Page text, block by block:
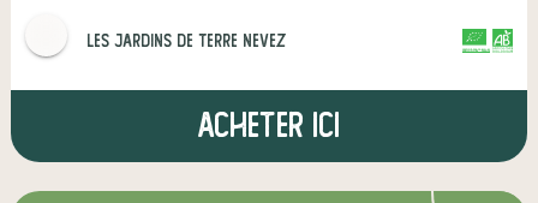
Les Jardins de Terre Nevez
Acheter ici